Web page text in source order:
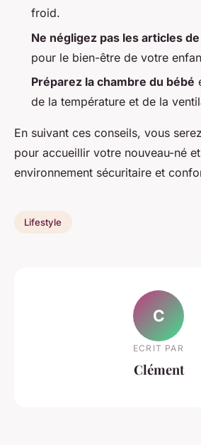
froid.
Ne négligez pas les articles
pour le bien-être de votre
Préparez la chambre du bébé
de la température et de la
En suivant ces conseils, vous
pour accueillir votre nouveau-né
environnement sécuritaire et
Lifestyle
C
ECRIT PAR
Clément